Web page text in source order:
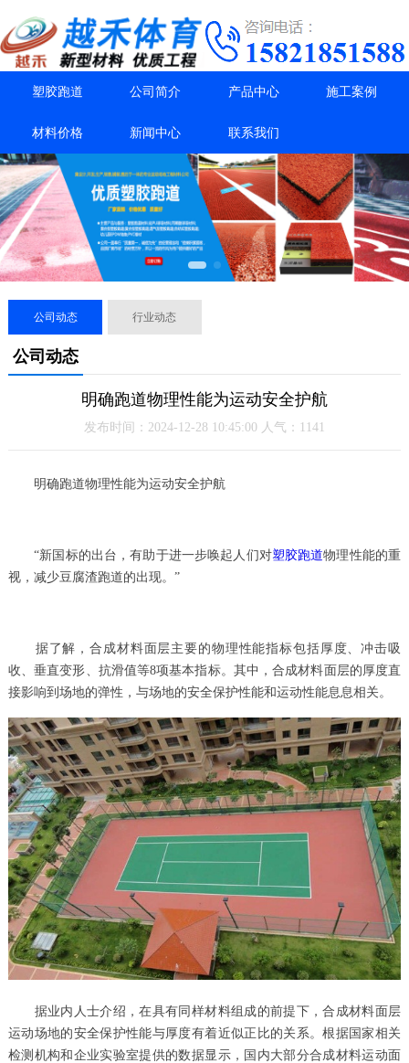
塑胶跑道 公司简介 产品中心 施工案例
材料价格 新闻中心 联系我们
公司动态 行业动态
公司动态
明确跑道物理性能为运动安全护航
发布时间：2024-12-28 10:45:00 人气：1141
明确跑道物理性能为运动安全护航
“新国标的出台，有助于进一步唤起人们对塑胶跑道物理性能的重
视，减少豆腐渣跑道的出现。”
据了解，合成材料面层主要的物理性能指标包括厚度、冲击吸
收、垂直变形、抗滑值等8项基本指标。其中，合成材料面层的厚度直
接影响到场地的弹性，与场地的安全保护性能和运动性能息息相关。
据业内人士介绍，在具有同样材料组成的前提下，合成材料面层
运动场地的安全保护性能与厚度有着近似正比的关系。根据国家相关
检测机构和企业实验室提供的数据显示，国内大部分合成材料运动面